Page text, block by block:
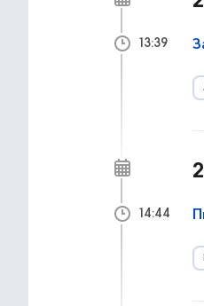
13:39
14:44